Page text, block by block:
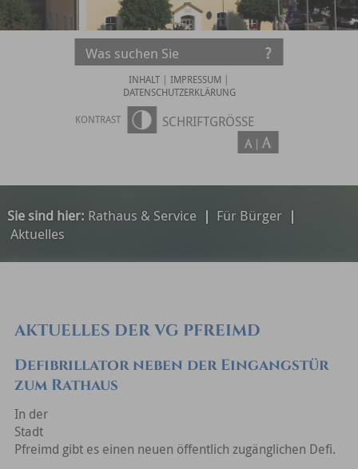
INHALT | IMPRESSUM |
DATENSCHUTZERKLÄRUNG
KONTRAST SCHRIFTGRÖSSE
Sie sind hier: Rathaus & Service| Für Bürger|
Aktuelles
AKTUELLES DER VG PFREIMD
Defibrillator neben der Eingangstür
zum Rathaus
In der
Stadt
Pfreimd gibt es einen neuen öffentlich zugänglichen Defi.